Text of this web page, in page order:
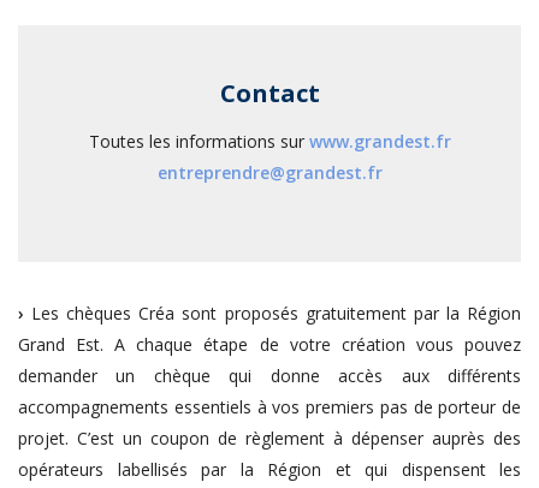
Contact
Toutes les informations sur www.grandest.fr
entreprendre@grandest.fr
› Les chèques Créa sont proposés gratuitement par la Région
Grand Est. A chaque étape de votre création vous pouvez
demander un chèque qui donne accès aux différents
accompagnements essentiels à vos premiers pas de porteur de
projet. C’est un coupon de règlement à dépenser auprès des
opérateurs labellisés par la Région et qui dispensent les